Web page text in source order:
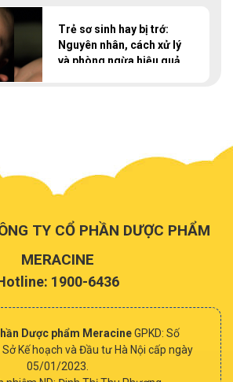
Trẻ sơ sinh hay bị trớ:
Nguyên nhân, cách xử lý
và phòng ngừa hiệu quả
TY CỔ PHẦN DƯỢC PHẨM
MERACINE
1900-6436
Dược phẩm MeracineGPKD: Số
Kế hoạch và Đầu tư Hà Nội cấp ngày
05/01/2023.